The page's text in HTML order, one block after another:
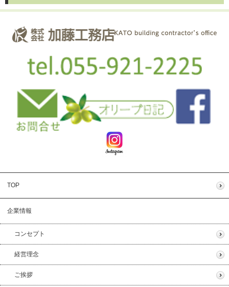
TOP
企業情報
コンセプト
経営理念
ご挨拶